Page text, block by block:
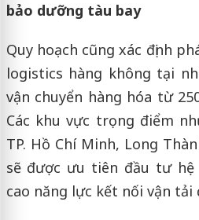
bảo dưỡng tàu bay
Quy hoạch cũng xác định
logistics hàng không tại
vận chuyển hàng hóa từ
Các khu vực trọng điểm
TP. Hồ Chí Minh, Long
sẽ được ưu tiên đầu tư hệ
cao năng lực kết nối vận